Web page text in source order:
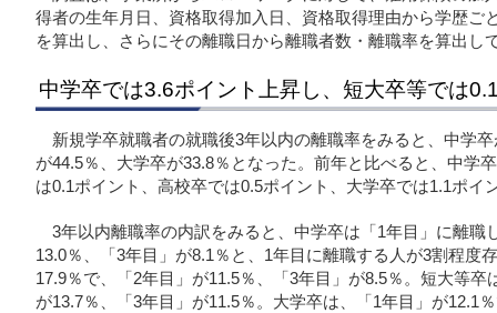
得者の生年月日、資格取得加入日、資格取得理由から学歴ご
を算出し、さらにその離職日から離職者数・離職率を算出し
中学卒では3.6ポイント上昇し、短大卒等では
新規学卒就職者の就職後3年以内の離職率をみると、中学
が44.5％、大学卒が33.8％となった。前年と比べると、中学
は0.1ポイント、高校卒では0.5ポイント、大学卒では1.1ポイ
3年以内離職率の内訳をみると、中学卒は「1年目」に離職
13.0％、「3年目」が8.1％と、1年目に離職する人が3割程度
17.9％で、「2年目」が11.5％、「3年目」が8.5％。短大等
が13.7％、「3年目」が11.5％。大学卒は、「1年目」が12.1